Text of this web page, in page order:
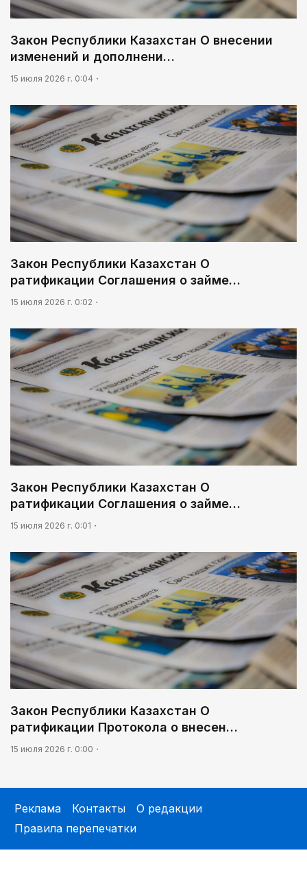
03:30
Нужен ли бумажный документ?
03:00
Идет по городу трамвай
Закон Республики Казахстан О внесении
изменений и дополнени…
15 июля 2026 г. 0:04
Закон Республики Казахстан О
ратификации Соглашения о займе…
15 июля 2026 г. 0:02
Закон Республики Казахстан О
ратификации Соглашения о займе…
15 июля 2026 г. 0:01
Закон Республики Казахстан О
ратификации Протокола о внесен…
15 июля 2026 г. 0:00
Реклама Контакты
О редакции
Правила перепечатки